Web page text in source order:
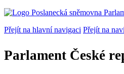
Přejít na hlavní navigaci Přejít na
Parlament České